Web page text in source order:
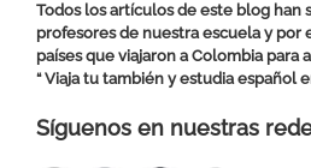
Todos los artículos de este blog han
profesores de nuestra escuela y por
países que viajaron a Colombia para
“ Viaja tu también y estudia español
Síguenos en nuestras